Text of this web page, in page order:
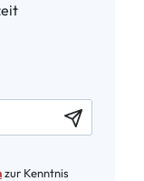
zur Kenntnis